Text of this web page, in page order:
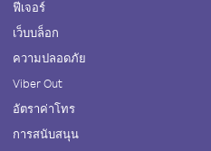
ฟีเจอร์
เว็บบล็อก
ความปลอดภัย
Viber Out
อัตราค่าโทร
การสนับสนุน